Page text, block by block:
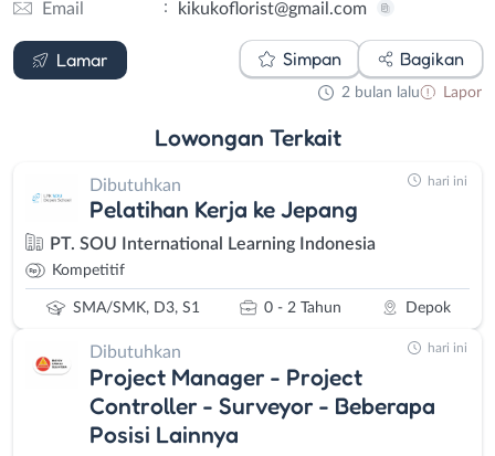
Email : kikukoflorist@gmail.com
Lamar
Email
Simpan Bagikan
2 bulan lalu Lapor
Lowongan Terkait
Dibutuhkan
Pelatihan Kerja ke Jepang
PT. SOU International Learning Indonesia
Kompetitif
SMA/SMK, D3, S1 0 - 2 Tahun Depok
hari ini
Dibutuhkan
Project Manager - Project
Controller - Surveyor - Beberapa
Posisi Lainnya
hari ini